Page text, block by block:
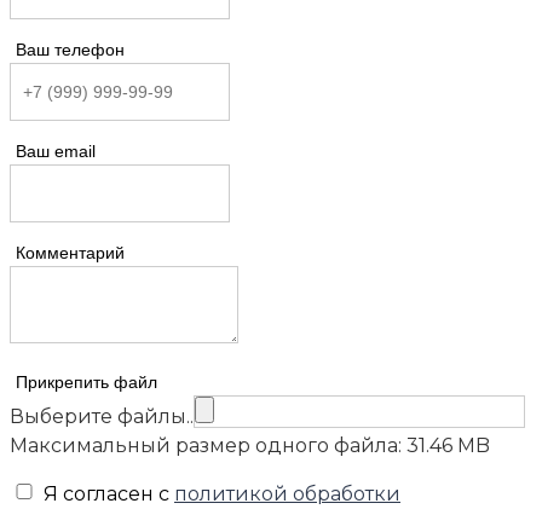
Ваш телефон
Ваш email
Комментарий
Прикрепить файл
Выберите файлы..
Максимальный размер одного файла: 31.46 MB
Я согласен с политикой обработки